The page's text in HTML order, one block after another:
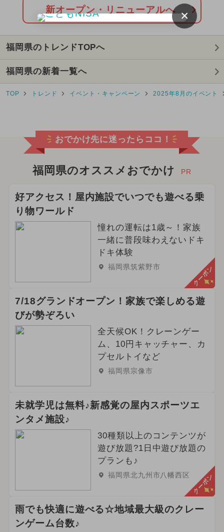
2025年4月のイベント
2024年11月のイベント
2025年5月のイベント
2026年8月のイベント
2024年12月のイベント
2025年9月のイベント
2024年10月のイベント
2025年1月のイベント
2025年2月のイベント
2026年5月のイベント
2024年3月のイベント
2024年4月のイベント
2026年2月のイベント
2026年3月のイベント クリスマス
イルミネーション 職業体験
春休み
2026年4月のイベント
2023年12月のイベント
2024年6月のイベント
新オープン・リニューアルへ
福岡県のトレンドTOPへ
福岡県の新着一覧へ
TOP トレンド イベント・キャンペーン 2025年8月のイベント
おでかけ先に迷ったらココ！
福岡県のオススメおでかけ PR
好アクセス！屋内施設でいつでも遊べる乗
り物ワールド
憧れの運転は1歳～！家族
一緒に普段味わえないドキ
ドキ体験
福岡県筑紫野市 クーポン
7/18グランドオープン！家族で楽しめる遊
びが勢ぞろい
全天候OK！クレーンゲー
ム、10円キャッチャー、カ
プセルトイなど
福岡県宗像市
未就学児は無料♪新感覚の屋内スポーツエ
ンタメ施設♪
30種類以上のコンテンツが
遊び放題?1日中遊び放題の
プランも♪
福岡県北九州市八幡西区 クーポン
雨でも快適に遊べる☆地域最大級のクレー
ンゲーム台数♪
×